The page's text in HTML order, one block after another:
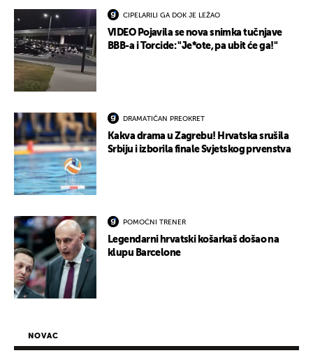
CIPELARILI GA DOK JE LEŽAO
VIDEO Pojavila se nova snimka tučnjave
BBB-a i Torcide: "Je*ote, pa ubit će ga!"
DRAMATIČAN PREOKRET
Kakva drama u Zagrebu! Hrvatska srušila
Srbiju i izborila finale Svjetskog prvenstva
POMOĆNI TRENER
Legendarni hrvatski košarkaš došao na
klupu Barcelone
NOVAC